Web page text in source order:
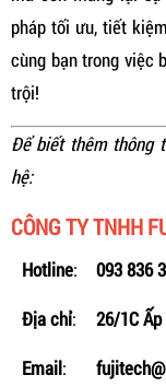
pháp tối ưu, tiết
cùng bạn trong việc
trội!
Để biết thêm thông
hệ:
CÔNG TY TNHH
Hotline:
093 836
Địa chỉ:
26/1C Ấp
Email: